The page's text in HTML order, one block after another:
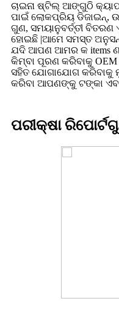
ଚାଇନା ଷ୍ଟିଲ୍ ଆଙ୍ଗୁଠି
ପାଇଁ ଲୋକପ୍ରିୟ ଡିଜାଇନ୍,
ଗୁଣ, ସମୟାନୁବର୍ତ୍ତୀ
ହୋଇଛି |ଆମେ ସମସ୍ତ
ଯଦି ଆପଣ ଆମର କ items
କିମ୍ବା ପୂରଣ କରିବାକୁ OEM
ସହିତ ଯୋଗାଯୋଗ କରିବାକୁ
କରିବା ଆପଣଙ୍କୁ ଟଙ୍କା
ପରୀକ୍ଷା